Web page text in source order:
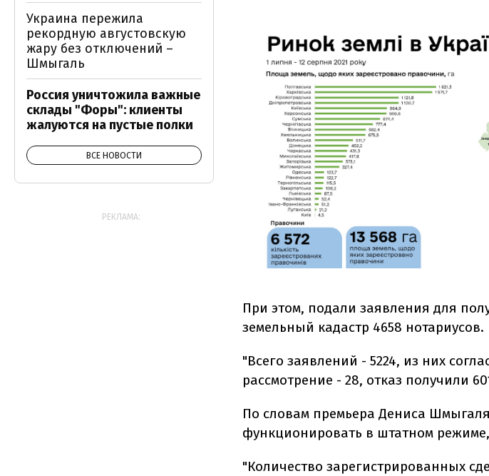
При этом, подали заявления для
земельный кадастр 4658 нотариусов.
"Всего заявлений - 5224, из них
рассмотрение - 28, отказ получили
По словам премьера Дениса
функционировать в штатном
"Количество зарегистрированных
Украина пережила
рекордную августовскую
жару без отключений –
Шмыгаль
Россия уничтожила важные
склады "Форы": клиенты
жалуются на пустые полки
ВСЕ НОВОСТИ
РЕКЛАМА: